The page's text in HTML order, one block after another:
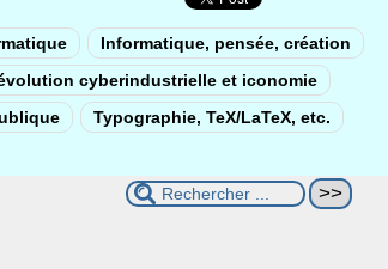
Informatique, pensée, création
cyberindustrielle et iconomie
Typographie, TeX/LaTeX, etc.